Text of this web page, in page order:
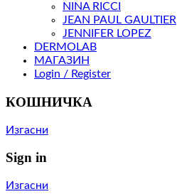
NINA RICCI
JEAN PAUL GAULTIER
JENNIFER LOPEZ
DERMOLAB
МАГАЗИН
Login / Register
КОШНИЧКА
Изгасни
Sign in
Изгасни